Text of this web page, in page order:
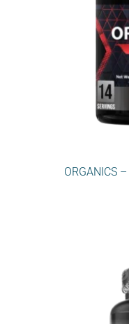
ORGANICS